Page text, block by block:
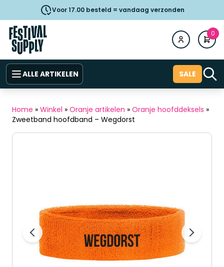
Voor 17.00 besteld = vandaag verzonden
0
ALLE ARTIKELEN SALE
Home » Winkel » Oranje artikelen » Oranje hoofddeksels »
Zweetband hoofdband – Wegdorst